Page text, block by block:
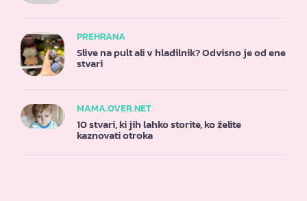
PREHRANA
Slive na pult ali v hladilnik? Odvisno je od ene
stvari
MAMA.OVER.NET
10 stvari, ki jih lahko storite, ko želite
kaznovati otroka